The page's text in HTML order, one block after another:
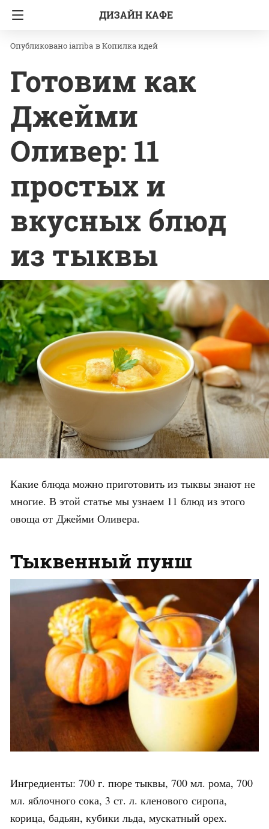
ДИЗАЙН КАФЕ
Главная Копилка идей
iarriba вКопилка идей
Готовим как
Джейми
Оливер: 11
простых и
вкусных блюд
из тыквы
Какие блюда можно приготовить из тыквы знают не
многие. В этой статье мы узнаем 11 блюд из этого
овоща от Джейми Оливера.
Тыквенный пунш
Ингредиенты: 700 г. пюре тыквы, 700 мл. рома, 700
мл. яблочного сока, 3 ст. л. кленового сиропа,
корица, бадьян, кубики льда, мускатный орех.